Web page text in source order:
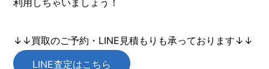
↓↓買取のご予約・LINE見積もりも承っております↓↓
LINE査定はこちら